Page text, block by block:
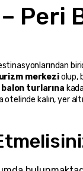
Peri
merkezi olup,
balon turlarına
otelinde kalın, yer